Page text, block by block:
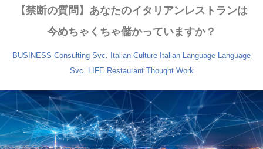
【禁断の質問】あなたのイタリアンレストランは
今めちゃくちゃ儲かっていますか？
BUSINESS Consulting Svc. Italian Culture Italian Language Language
Svc. LIFE Restaurant Thought Work